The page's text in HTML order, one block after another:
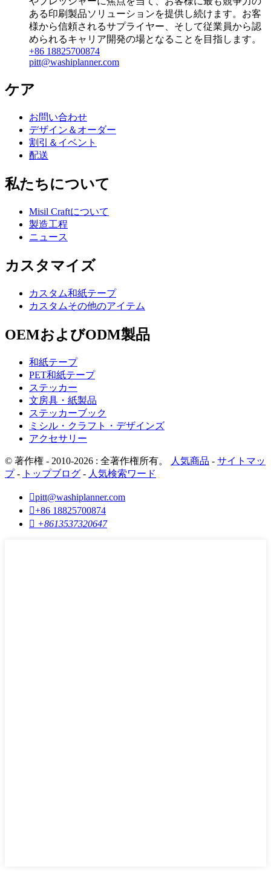
ある印刷製品ソリューションを提供し続けます。お客
様から信頼されるサプライヤー、そして従業員から認
められるキャリア開発の場となることを目指します。
+86 18825700874
pitt@washiplanner.com
ケア
お問い合わせ
デザイン＆オーダー
割引＆イベント
配送
私たちについて
Misil Craftについて
製造工程
ニュース
カスタマイズ
カスタム和紙テープ
カスタムその他のアイテム
OEMおよびODM製品
和紙テープ
PET和紙テープ
ステッカー
文房具・紙製品
ステッカーブック
ミシル・クラフト・デザインズ
アクセサリー
© 著作権 - 2010-2026 : 全著作権所有。 人気商品 - サイトマッ
プ- トップブログ - 人気検索ワード
pitt@washiplanner.com
+86 18825700874
 +8613537320647